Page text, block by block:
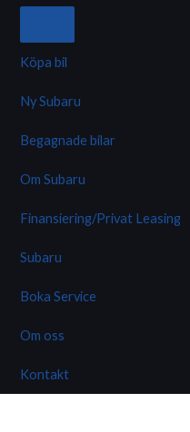
Köpa bil
Ny Subaru
Begagnade bilar
Om Subaru
Finansiering/Privat Leasing
Subaru
Boka Service
Om oss
Kontakt